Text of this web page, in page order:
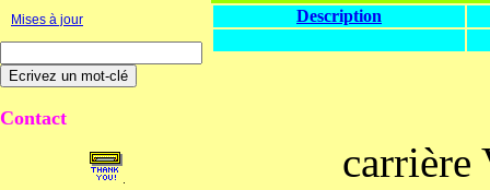
Mises à jour
Contact
Description